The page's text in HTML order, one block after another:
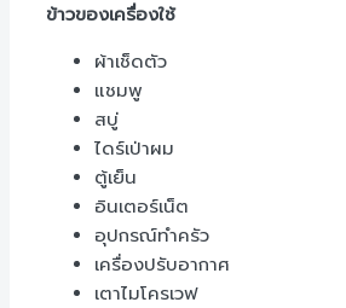
ข้าวของเครื่องใช้
ผ้าเช็ดตัว
แชมพู
สบู่
ไดร์เป่าผม
ตู้เย็น
อินเตอร์เน็ต
อุปกรณ์ทำครัว
เครื่องปรับอากาศ
เตาไมโครเวฟ